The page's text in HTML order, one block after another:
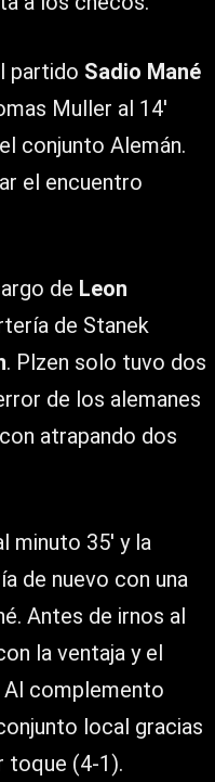
partido Sadio Mané
Muller al 14′
conjunto Alemán.
el encuentro
de Leon
de Stanek
. Plzen solo tuvo dos
de los alemanes
atrapando dos
minuto 35′ y la
de nuevo con una
Antes de irnos al
la ventaja y el
Al complemento
local gracias
toque (4-1).